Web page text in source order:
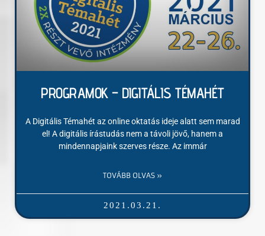
PROGRAMOK – DIGITÁLIS TÉMAHÉT
A Digitális Témahét az online oktatás ideje alatt sem marad
el! A digitális írástudás nem a távoli jövő, hanem a
mindennapjaink szerves része. Az immár
TOVÁBB OLVAS »
2021.03.21.